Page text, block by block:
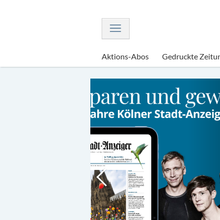
Navigation
Aktions-Abos Gedruckte